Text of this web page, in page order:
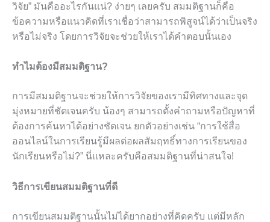
วิจัย” มันคืออะไรกันแน่? ง่ายๆ เลยครับ สมมติฐานก็คือ
ข้อความหรือแนวคิดที่เราเชื่อว่าสามารถพิสูจน์ได้ว่าเป็นจริง
หรือไม่จริง โดยการวิจัยจะช่วยให้เราได้คำตอบนั้นเอง
ทำไมต้องมีสมมติฐาน?
การมีสมมติฐานจะช่วยให้การวิจัยของเรามีทิศทางและจุด
มุ่งหมายที่ชัดเจนครับ น้องๆ สามารถตั้งคำถามหรือปัญหาที่
ต้องการค้นหาได้อย่างชัดเจน ยกตัวอย่างเช่น “การใช้สื่อ
ออนไลน์ในการเรียนรู้มีผลต่อผลสัมฤทธิ์ทางการเรียนของ
นักเรียนหรือไม่?” นี่แหละครับคือสมมติฐานที่น่าสนใจ!
วิธีการเขียนสมมติฐานที่ดี
การเขียนสมมติฐานนั้นไม่ได้ยากอย่างที่คิดครับ แต่มีหลัก